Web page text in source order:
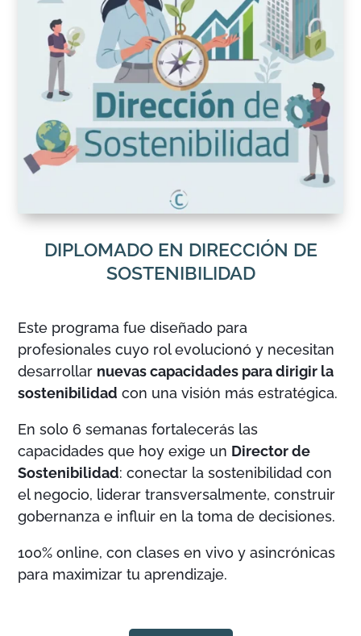
DIPLOMADO EN DIRECCIÓN DE
SOSTENIBILIDAD
Este programa fue diseñado para
profesionales cuyo rol evolucionó y necesitan
desarrollar nuevas capacidades para dirigir la
sostenibilidad con una visión más estratégica.
En solo 6 semanas fortalecerás las
capacidades que hoy exige un Director de
Sostenibilidad: conectar la sostenibilidad con
el negocio, liderar transversalmente, construir
gobernanza e influir en la toma de decisiones.
100% online, con clases en vivo y asincrónicas
para maximizar tu aprendizaje.